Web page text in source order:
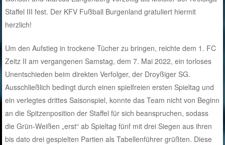
Staffel III fest. Der KFV Fußball Burgenland gratuliert hiermit
herzlich!
Um den Aufstieg in trockene Tücher zu bringen, reichte dem 1. FC
Zeitz II am vergangenen Samstag, dem 7. Mai 2022, ein torloses
Unentschieden beim direkten Verfolger, der Droyßiger SG.
Ausschließlich bedingt durch einen spielfreien ersten Spieltag und
ein verlegtes drittes Saisonspiel, konnte das Team nicht von Beginn
an die Spitzenposition der Staffel für sich beanspruchen, sodass
die Grün-Weißen „erst“ ab Spieltag fünf mit drei Siegen aus ihren
bis dato drei gespielten Partien als Tabellenführer grüßten. Diese